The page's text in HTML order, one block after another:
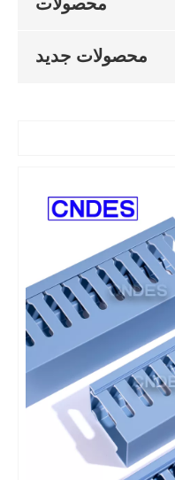
محصولات جدید